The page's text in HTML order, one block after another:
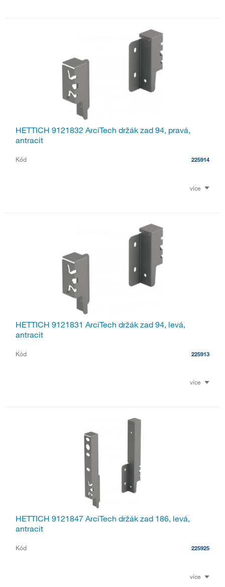
HETTICH 9121832 ArciTech držák zad 94, pravá,
antracit
Kód 225914
více
HETTICH 9121831 ArciTech držák zad 94, levá,
antracit
Kód 225913
více
HETTICH 9121847 ArciTech držák zad 186, levá,
antracit
Kód 225925
více